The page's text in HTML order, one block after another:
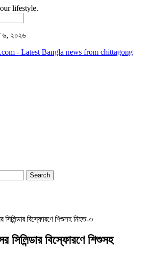
lifestyle.
৬, ২০২৬
- Latest Bangla news from chittagong
সিলিন্ডার বিস্ফোরণে শিশুসহ নিহত-৩
সিলিন্ডার বিস্ফোরণে শিশুসহ